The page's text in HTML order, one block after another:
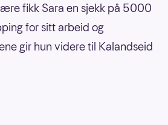
fikk Sara en sjekk på 5000
for sitt arbeid og
gir hun videre til Kalandseid